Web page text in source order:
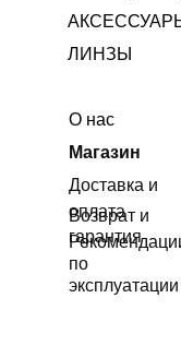
Магазин
О нас
по
эксплуатации
Доставка и
оплата
Возврат и
гарантия
ЛИНЗЫ